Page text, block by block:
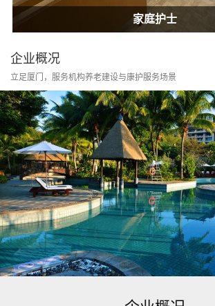
居家康护
家庭护士
居家康护
家庭护士
企业概况
立足厦门，服务机构养老建设与康护服务场景